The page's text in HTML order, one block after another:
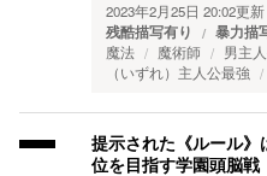
2023年2月25日 20:02更新
残酷描写有り 暴力描
魔法 魔術師 男主
（いずれ）主人公最強
提示された《ルール》
位を目指す学園頭脳戦